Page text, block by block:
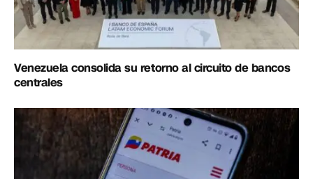
Venezuela consolida su retorno al circuito de bancos
centrales